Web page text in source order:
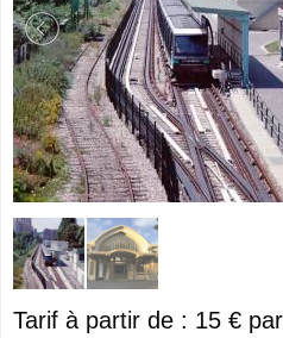
Tarif à partir de : 15 €